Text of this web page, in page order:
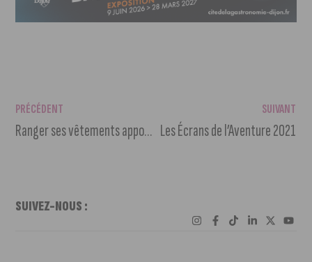
PRÉCÉDENT
Ranger ses vêtements apporte du bien-être
SUIVANT
Les Écrans de l’Aventure 2021
SUIVEZ-NOUS :